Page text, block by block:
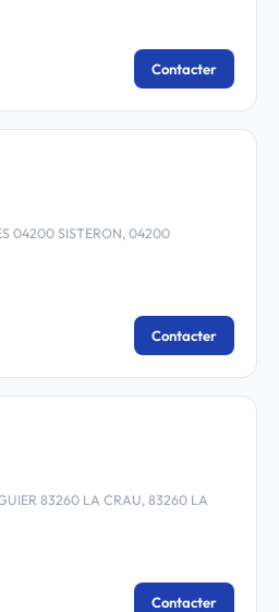
Contacter
04200 SISTERON, 04200
Contacter
83260 LA CRAU, 83260 LA
Contacter